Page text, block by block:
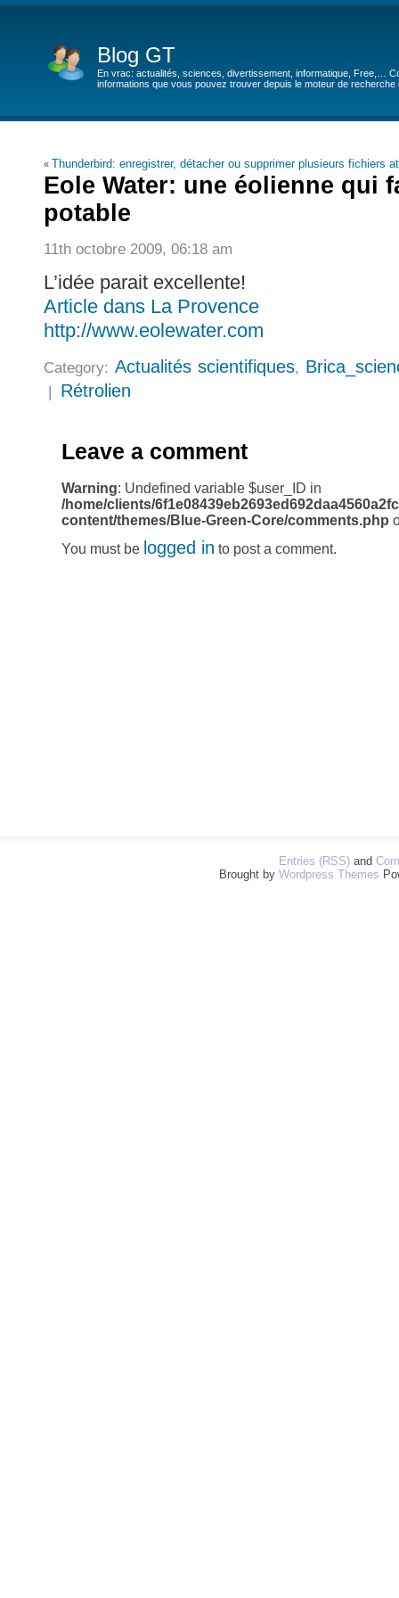
Blog GT
En vrac: actualités, sciences, divertissement, informatique, Free,…
informations que vous pouvez trouver depuis le moteur de recherche
« Thunderbird: enregistrer, détacher ou supprimer plusieurs fichiers
Eole Water: une éolienne qui
potable
11th octobre 2009, 06:18 am
L’idée parait excellente!
Article dans La Provence
http://www.eolewater.com
Category: Actualités scientifiques,
| Rétrolien
Leave a comment
Warning: Undefined variable $user_ID in
/home/clients/
content/themes/Blue-Green-Core/comments.php
You must be logged in to post a comment.
Entries (RSS)and
Brought by Wordpress Themes